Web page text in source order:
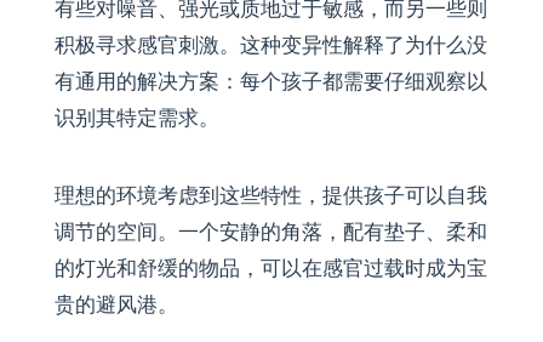
有些对噪音、强光或质地过于敏感，而另一些则
积极寻求感官刺激。这种变异性解释了为什么没
有通用的解决方案：每个孩子都需要仔细观察以
识别其特定需求。
理想的环境考虑到这些特性，提供孩子可以自我
调节的空间。一个安静的角落，配有垫子、柔和
的灯光和舒缓的物品，可以在感官过载时成为宝
贵的避风港。